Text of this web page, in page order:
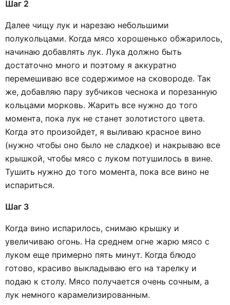
Шаг 2
Далее чищу лук и нарезаю небольшими
полукольцами. Когда мясо хорошенько обжарилось,
начинаю добавлять лук. Лука должно быть
достаточно много и поэтому я аккуратно
перемешиваю все содержимое на сковороде. Так
же, добавляю пару зубчиков чеснока и порезанную
кольцами морковь. Жарить все нужно до того
момента, пока лук не станет золотистого цвета.
Когда это произойдет, я выливаю красное вино
(нужно чтобы оно было не сладкое) и накрываю все
крышкой, чтобы мясо с луком потушилось в вине.
Тушить нужно до того момента, пока все вино не
испариться.
Шаг 3
Когда вино испарилось, снимаю крышку и
увеличиваю огонь. На среднем огне жарю мясо с
луком еще примерно пять минут. Когда блюдо
готово, красиво выкладываю его на тарелку и
подаю к столу. Мясо получается очень сочным, а
лук немного карамелизированным.